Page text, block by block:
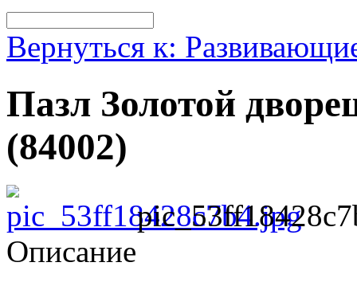
Вернуться к:
Пазл Золотой
(84002)
Описание